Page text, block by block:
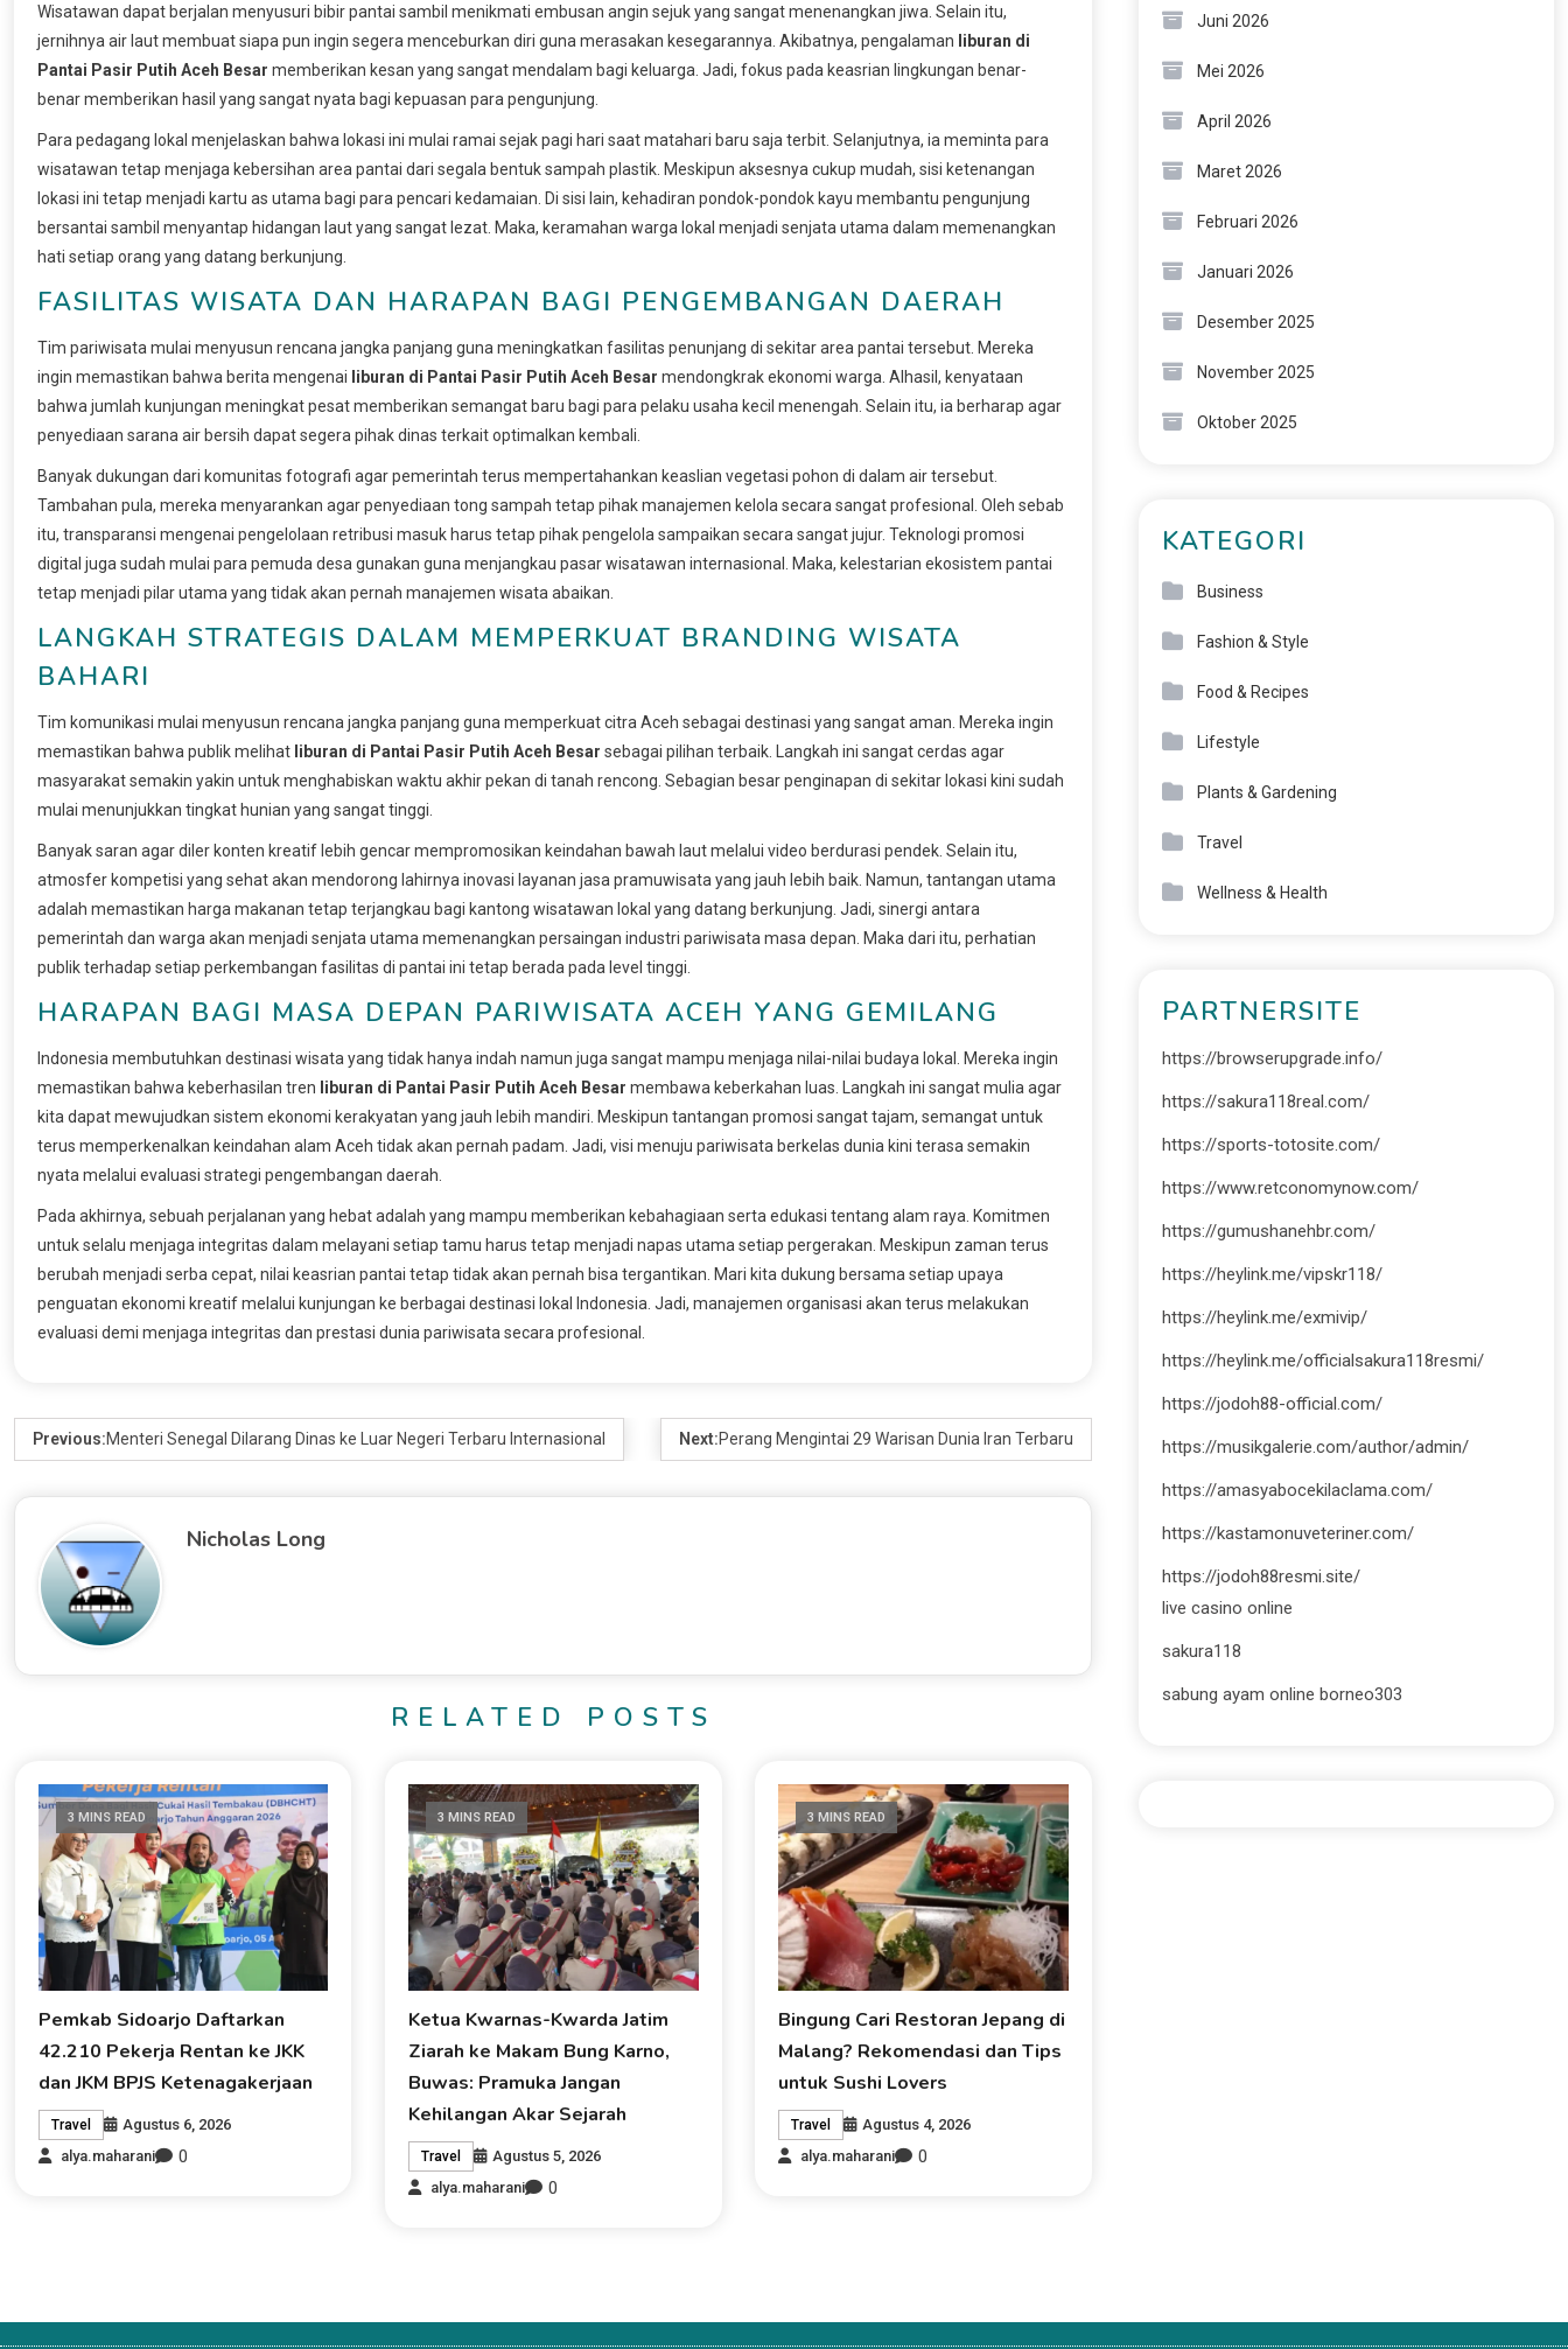
Wisatawan dapat berjalan menyusuri bibir pantai sambil menikmati embusan angin sejuk yang sangat menenangkan jiwa. Selain itu,
jernihnya air laut membuat siapa pun ingin segera menceburkan diri guna merasakan kesegarannya. Akibatnya, pengalaman liburan di
Pantai Pasir Putih Aceh Besar memberikan kesan yang sangat mendalam bagi keluarga. Jadi, fokus pada keasrian lingkungan benar-
benar memberikan hasil yang sangat nyata bagi kepuasan para pengunjung.
Para pedagang lokal menjelaskan bahwa lokasi ini mulai ramai sejak pagi hari saat matahari baru saja terbit. Selanjutnya, ia meminta para
wisatawan tetap menjaga kebersihan area pantai dari segala bentuk sampah plastik. Meskipun aksesnya cukup mudah, sisi ketenangan
lokasi ini tetap menjadi kartu as utama bagi para pencari kedamaian. Di sisi lain, kehadiran pondok-pondok kayu membantu pengunjung
bersantai sambil menyantap hidangan laut yang sangat lezat. Maka, keramahan warga lokal menjadi senjata utama dalam memenangkan
hati setiap orang yang datang berkunjung.
FASILITAS WISATA DAN HARAPAN BAGI PENGEMBANGAN DAERAH
Tim pariwisata mulai menyusun rencana jangka panjang guna meningkatkan fasilitas penunjang di sekitar area pantai tersebut. Mereka
ingin memastikan bahwa berita mengenai liburan di Pantai Pasir Putih Aceh Besar mendongkrak ekonomi warga. Alhasil, kenyataan
bahwa jumlah kunjungan meningkat pesat memberikan semangat baru bagi para pelaku usaha kecil menengah. Selain itu, ia berharap agar
penyediaan sarana air bersih dapat segera pihak dinas terkait optimalkan kembali.
Banyak dukungan dari komunitas fotografi agar pemerintah terus mempertahankan keaslian vegetasi pohon di dalam air tersebut.
Tambahan pula, mereka menyarankan agar penyediaan tong sampah tetap pihak manajemen kelola secara sangat profesional. Oleh sebab
itu, transparansi mengenai pengelolaan retribusi masuk harus tetap pihak pengelola sampaikan secara sangat jujur. Teknologi promosi
digital juga sudah mulai para pemuda desa gunakan guna menjangkau pasar wisatawan internasional. Maka, kelestarian ekosistem pantai
tetap menjadi pilar utama yang tidak akan pernah manajemen wisata abaikan.
LANGKAH STRATEGIS DALAM MEMPERKUAT BRANDING WISATA
BAHARI
Tim komunikasi mulai menyusun rencana jangka panjang guna memperkuat citra Aceh sebagai destinasi yang sangat aman. Mereka ingin
memastikan bahwa publik melihat liburan di Pantai Pasir Putih Aceh Besar sebagai pilihan terbaik. Langkah ini sangat cerdas agar
masyarakat semakin yakin untuk menghabiskan waktu akhir pekan di tanah rencong. Sebagian besar penginapan di sekitar lokasi kini sudah
mulai menunjukkan tingkat hunian yang sangat tinggi.
Banyak saran agar diler konten kreatif lebih gencar mempromosikan keindahan bawah laut melalui video berdurasi pendek. Selain itu,
atmosfer kompetisi yang sehat akan mendorong lahirnya inovasi layanan jasa pramuwisata yang jauh lebih baik. Namun, tantangan utama
adalah memastikan harga makanan tetap terjangkau bagi kantong wisatawan lokal yang datang berkunjung. Jadi, sinergi antara
pemerintah dan warga akan menjadi senjata utama memenangkan persaingan industri pariwisata masa depan. Maka dari itu, perhatian
publik terhadap setiap perkembangan fasilitas di pantai ini tetap berada pada level tinggi.
HARAPAN BAGI MASA DEPAN PARIWISATA ACEH YANG GEMILANG
Indonesia membutuhkan destinasi wisata yang tidak hanya indah namun juga sangat mampu menjaga nilai-nilai budaya lokal. Mereka ingin
memastikan bahwa keberhasilan tren liburan di Pantai Pasir Putih Aceh Besar membawa keberkahan luas. Langkah ini sangat mulia agar
kita dapat mewujudkan sistem ekonomi kerakyatan yang jauh lebih mandiri. Meskipun tantangan promosi sangat tajam, semangat untuk
terus memperkenalkan keindahan alam Aceh tidak akan pernah padam. Jadi, visi menuju pariwisata berkelas dunia kini terasa semakin
nyata melalui evaluasi strategi pengembangan daerah.
Pada akhirnya, sebuah perjalanan yang hebat adalah yang mampu memberikan kebahagiaan serta edukasi tentang alam raya. Komitmen
untuk selalu menjaga integritas dalam melayani setiap tamu harus tetap menjadi napas utama setiap pergerakan. Meskipun zaman terus
berubah menjadi serba cepat, nilai keasrian pantai tetap tidak akan pernah bisa tergantikan. Mari kita dukung bersama setiap upaya
penguatan ekonomi kreatif melalui kunjungan ke berbagai destinasi lokal Indonesia. Jadi, manajemen organisasi akan terus melakukan
evaluasi demi menjaga integritas dan prestasi dunia pariwisata secara profesional.
Previous:Menteri Senegal Dilarang Dinas ke Luar Negeri Terbaru Internasional Next:Perang Mengintai 29 Warisan Dunia Iran Terbaru
Nicholas Long
RELATED POSTS
3 MINS READ
Pemkab Sidoarjo Daftarkan
42.210 Pekerja Rentan ke JKK
dan JKM BPJS Ketenagakerjaan
Travel
Agustus 6, 2026
alya.maharani
0
3 MINS READ
Ketua Kwarnas-Kwarda Jatim
Ziarah ke Makam Bung Karno,
Buwas: Pramuka Jangan
Kehilangan Akar Sejarah
Travel
Agustus 5, 2026
alya.maharani
0
3 MINS READ
Bingung Cari Restoran Jepang di
Malang? Rekomendasi dan Tips
untuk Sushi Lovers
Travel
Agustus 4, 2026
alya.maharani
0
Juni 2026
Mei 2026
April 2026
Maret 2026
Februari 2026
Januari 2026
Desember 2025
November 2025
Oktober 2025
KATEGORI
Business
Fashion & Style
Food & Recipes
Lifestyle
Plants & Gardening
Travel
Wellness & Health
PARTNERSITE
https://browserupgrade.info/
https://sakura118real.com/
https://sports-totosite.com/
https://www.retconomynow.com/
https://gumushanehbr.com/
https://heylink.me/vipskr118/
https://heylink.me/exmivip/
https://heylink.me/officialsakura118resmi/
https://jodoh88-official.com/
https://musikgalerie.com/author/admin/
https://amasyabocekilaclama.com/
https://kastamonuveteriner.com/
https://jodoh88resmi.site/
live casino online
sakura118
sabung ayam online borneo303